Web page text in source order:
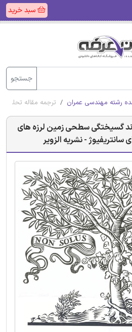
سبد خرید
جستجو
رشته مهندسی عمران ترجمه مقاله تحلیل
گسیختگی سطحی زمین لرزه های
- نشریه الزویر